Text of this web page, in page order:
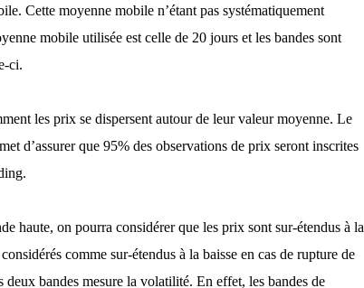
Cette moyenne mobile n’étant pas systématiquement
mobile utilisée est celle de 20 jours et les bandes sont
ci.
les prix se dispersent autour de leur valeur moyenne. Le
d’assurer que 95% des observations de prix seront inscrites
haute, on pourra considérer que les prix sont sur-étendus à la
comme sur-étendus à la baisse en cas de rupture de
deux bandes mesure la volatilité. En effet, les bandes de